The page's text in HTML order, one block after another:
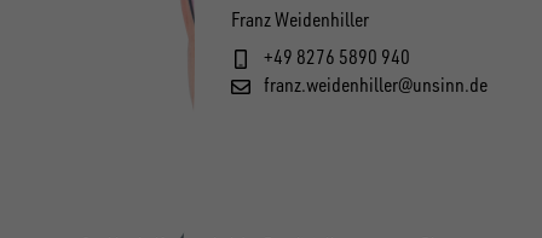
Franz Weidenhiller
+49 8276 5890 940
franz.weidenhiller@unsinn.de